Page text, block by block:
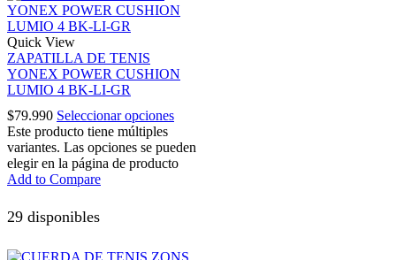
Quick View
ZAPATILLA DE TENIS
YONEX POWER CUSHION
LUMIO 4 BK-LI-GR
$79.990 Seleccionar opciones
Este producto tiene múltiples
variantes. Las opciones se pueden
elegir en la página de producto
Add to Compare
29 disponibles